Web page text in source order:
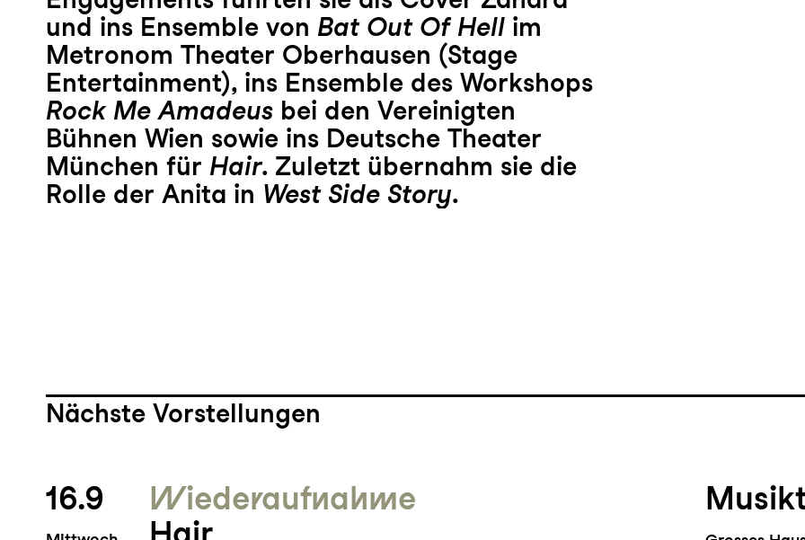
und ins Ensemble von Bat Out Of Hellim
Metronom Theater Oberhausen (Stage
Entertainment), ins Ensemble des Workshops
Rock Me Amadeusbei den Vereinigten
Bühnen Wien sowie ins Deutsche Theater
München für Hair. Zuletzt übernahm sie die
Rolle der Anita in West Side Story.
Nächste Vorstellungen
16.9
Wieder­aufnahme